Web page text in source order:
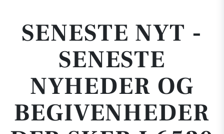
SENESTE NYT -
SENESTE
NYHEDER OG
BEGIVENHEDER